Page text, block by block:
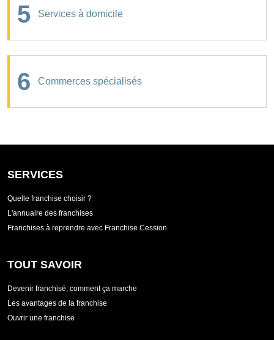
5 Services à domicile
6 Commerces spécialisés
SERVICES
Quelle franchise choisir ?
L'annuaire des franchises
Franchises à reprendre avec Franchise Cession
TOUT SAVOIR
Devenir franchisé, comment ça marche
Les avantages de la franchise
Ouvrir une franchise